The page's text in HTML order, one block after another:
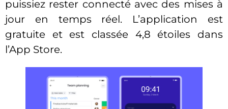
puissiez rester connecté avec des mises à
jour en temps réel. L’application est
gratuite et est classée 4,8 étoiles dans
l’App Store.